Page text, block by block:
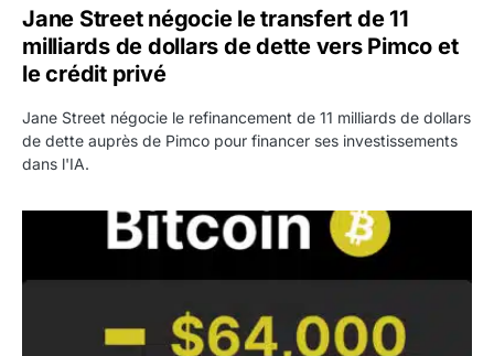
Jane Street négocie le transfert de 11
milliards de dollars de dette vers Pimco et
le crédit privé
Jane Street négocie le refinancement de 11 milliards de dollars
de dette auprès de Pimco pour financer ses investissements
dans l'IA.
Bitcoin stagne à 64 000 dollars pendant que les